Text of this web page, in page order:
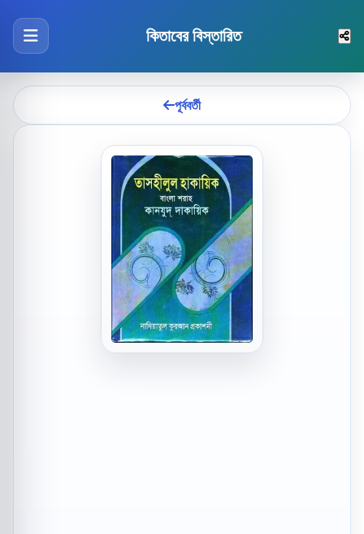
কিতাবের বিস্তারিত
পূর্ববর্তী